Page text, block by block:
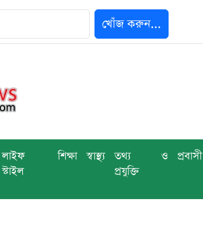
খোঁজ করুন...
লাইফ
স্টাইল
শিক্ষা স্বাস্থ্য
তথ্য ও
প্রযুক্তি
প্রবাসী